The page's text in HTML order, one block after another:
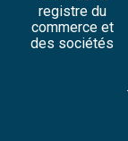
registre du
commerce et
des sociétés